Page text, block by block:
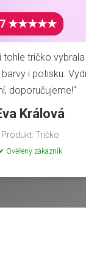
★★★★★
tohle tričko
i potisku.
doporučujeme!"
Králová
Produkt: Tričko
Ověřený zákazník